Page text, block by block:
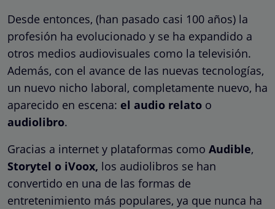
Desde entonces, (han pasado casi 100 años) la
profesión ha evolucionado y se ha expandido a
otros medios audiovisuales como la televisión.
Además, con el avance de las nuevas tecnologías,
un nuevo nicho laboral, completamente nuevo, ha
aparecido en escena: el audio relato o
audiolibro.
Gracias a internet y plataformas como Audible,
Storytel o iVoox, los audiolibros se han
convertido en una de las formas de
entretenimiento más populares, ya que nunca ha